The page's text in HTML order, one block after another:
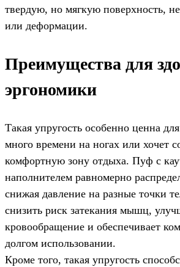
твердую, но мягкую поверхность,
или деформации.
Преимущества для
эргономики
Такая упругость особенно ценна
много времени на ногах или хочет
комфортную зону отдыха. Пуф с
наполнителем равномерно
снижая давление на разные точки
снизить риск затекания мышц,
кровообращение и обеспечивает
долгом использовании.
Кроме того, такая упругость